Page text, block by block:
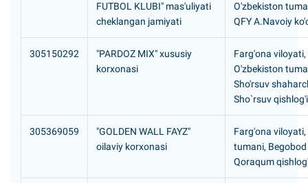
FUTBOL KLUBI" mas'uliyati
cheklangan jamiyati
O'zbekiston
QFY A.Navoiy
305150292
"PARDOZ MIX" xususiy
korxonasi
Farg'ona viloyati,
O'zbekiston
Sho'rsuv
Sho`rsuv qishlog'i
305369059
"GOLDEN WALL FAYZ"
oilaviy korxonasi
Farg'ona
tumani, Begobod
Qoraqum